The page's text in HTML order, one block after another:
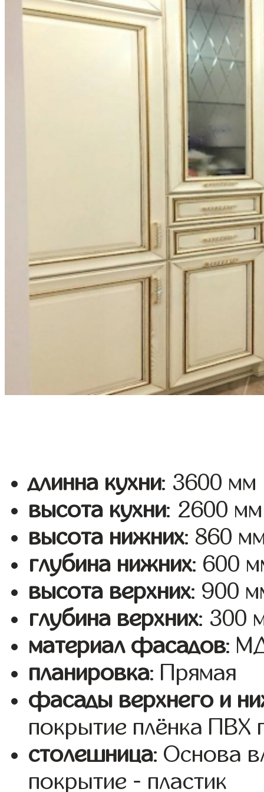
длинна кухни: 3600 мм
высота кухни: 2600 мм
высота нижних: 860
глубина нижних: 600
высота верхних: 900
глубина верхних: 300
материал фасадов:
планировка: Прямая
фасады верхнего и
покрытие плёнка ПВХ
столешница: Основа
покрытие - пластик